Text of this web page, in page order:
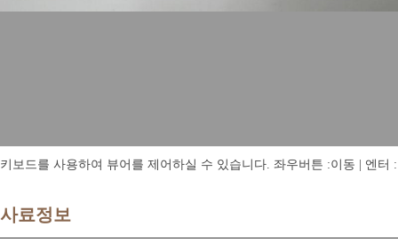
키보드를 사용하여 뷰어를 제어하실 수 있습니다. 좌우버튼 :이동 | 엔터
사료정보